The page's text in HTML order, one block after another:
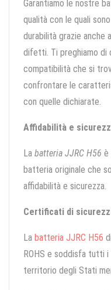
Garantiamo le nostre
qualità con le quali
durabilità grazie anche
difetti. Ti preghiamo di
compatibilità che si
confrontare le
con quelle dichiarate.
Affidabilità e
La batteria JJRC H56 è
batteria originale che
affidabilità e sicurezza.
Certificati di
La batteria JJRC H56
ROHS e soddisfa tutti
territorio degli Stati